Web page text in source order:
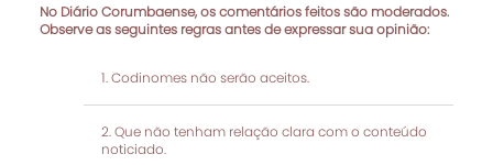
No Diário Corumbaense, os comentários feitos são moderados.
Observe as seguintes regras antes de expressar sua opinião:
Codinomes não serão aceitos.
Que não tenham relação clara com o conteúdo
noticiado.